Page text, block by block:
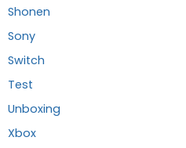
Shonen
Sony
Switch
Test
Unboxing
Xbox